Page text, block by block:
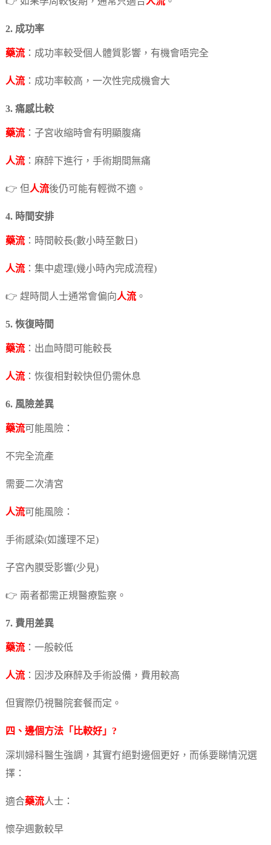
2. 成功率
藥流：成功率較受個人體質影響，有機會唔完全
人流：成功率較高，一次性完成機會大
3. 痛感比較
藥流：子宮收縮時會有明顯腹痛
人流：麻醉下進行，手術期間無痛
👉 但人流後仍可能有輕微不適。
4. 時間安排
藥流：時間較長(數小時至數日)
人流：集中處理(幾小時內完成流程)
👉 趕時間人士通常會偏向人流。
5. 恢復時間
藥流：出血時間可能較長
人流：恢復相對較快但仍需休息
6. 風險差異
藥流可能風險：
不完全流產
需要二次清宮
人流可能風險：
手術感染(如護理不足)
子宮內膜受影響(少見)
👉 兩者都需正規醫療監察。
7. 費用差異
藥流：一般較低
人流：因涉及麻醉及手術設備，費用較高
但實際仍視醫院套餐而定。
四、邊個方法「比較好」?
深圳婦科醫生強調，其實冇絕對邊個更好，而係要睇情況選
擇：
適合藥流人士：
懷孕週數較早